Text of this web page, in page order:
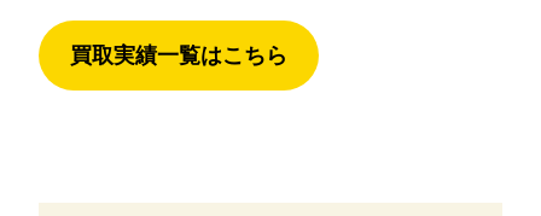
買取実績一覧はこちら